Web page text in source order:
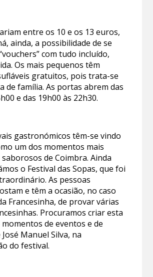
entre os 10 e os 13 euros,
ainda, a possibilidade de se
com tudo incluído,
Os mais pequenos têm
gratuitos, pois trata-se
de família. As portas abrem das
e das 19h00 às 22h30.
gastronómicos têm-se vindo
um dos momentos mais
de Coimbra. Ainda
o Festival das Sopas, que foi
As pessoas
e têm a ocasião, no caso
Francesinha, de provar várias
Procuramos criar esta
momentos de eventos e de
José Manuel Silva, na
do festival.